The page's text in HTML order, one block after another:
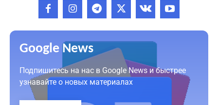
Google News
Подпишитесь на нас в Google News и быстрее
узнавайте о новых материалах